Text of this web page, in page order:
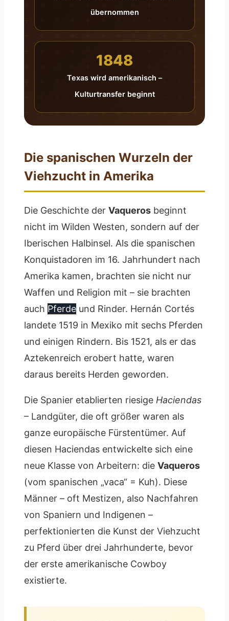
übernommen
1848
Texas wird amerikanisch –
Kulturtransfer beginnt
Die spanischen Wurzeln der
Viehzucht in Amerika
Die Geschichte der Vaqueros beginnt
nicht im Wilden Westen, sondern auf der
Iberischen Halbinsel. Als die spanischen
Konquistadoren im 16. Jahrhundert nach
Amerika kamen, brachten sie nicht nur
Waffen und Religion mit – sie brachten
auch Pferde und Rinder. Hernán Cortés
landete 1519 in Mexiko mit sechs Pferden
und einigen Rindern. Bis 1521, als er das
Aztekenreich erobert hatte, waren
daraus bereits Herden geworden.
Die Spanier etablierten riesige Haciendas
– Landgüter, die oft größer waren als
ganze europäische Fürstentümer. Auf
diesen Haciendas entwickelte sich eine
neue Klasse von Arbeitern: die Vaqueros
(vom spanischen „vaca“ = Kuh). Diese
Männer – oft Mestizen, also Nachfahren
von Spaniern und Indigenen –
perfektionierten die Kunst der Viehzucht
zu Pferd über drei Jahrhunderte, bevor
der erste amerikanische Cowboy
existierte.